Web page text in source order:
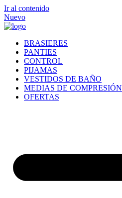
Ir al contenido
Nuevo
BRASIERES
PANTIES
CONTROL
PIJAMAS
VESTIDOS DE BAÑO
MEDIAS DE COMPRESIÓN
OFERTAS